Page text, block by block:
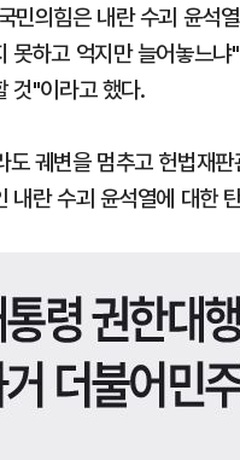
민의힘은 내란 수괴 윤석
못하고 억지만 늘어놓느
것"이라고 했다.
도 궤변을 멈추고 헌법재
내란 수괴 윤석열에 대한